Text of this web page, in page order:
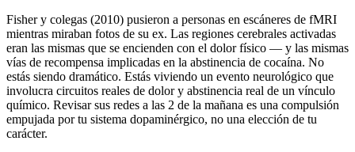
Fisher y colegas (2010) pusieron a personas en escáneres de fMRI
mientras miraban fotos de su ex. Las regiones cerebrales activadas
eran las mismas que se encienden con el dolor físico — y las mismas
vías de recompensa implicadas en la abstinencia de cocaína. No
estás siendo dramático. Estás viviendo un evento neurológico que
involucra circuitos reales de dolor y abstinencia real de un vínculo
químico. Revisar sus redes a las 2 de la mañana es una compulsión
empujada por tu sistema dopaminérgico, no una elección de tu
carácter.